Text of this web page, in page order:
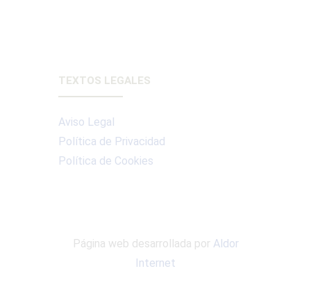
TEXTOS LEGALES
Aviso Legal
Política de Privacidad
Política de Cookies
Página web desarrollada por Aldor
Internet